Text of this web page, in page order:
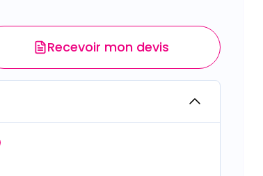
Recevoir mon devis